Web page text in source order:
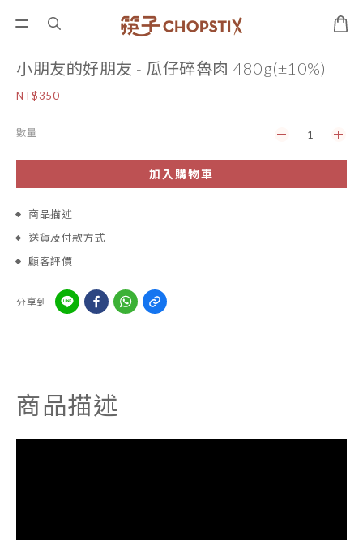
小朋友的好朋友 - 瓜仔碎魯肉 480g(±10%)
NT$350
數量
加入購物車
商品描述
送貨及付款方式
顧客評價
分享到
商品描述